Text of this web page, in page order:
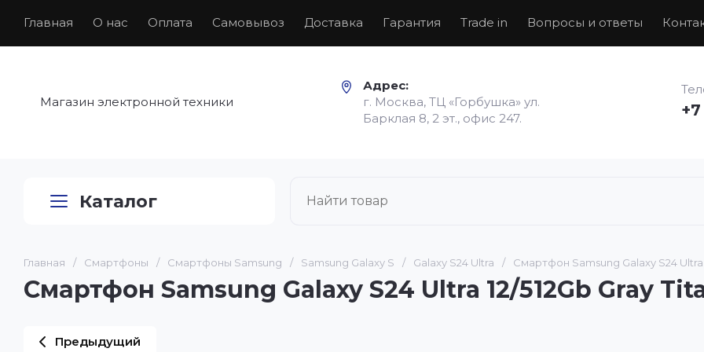
Главная О нас Оплата Самовывоз Доставка Гарантия Trade in Вопросы и ответы
Магазин электронной техники
Адрес:
г. Москва, ТЦ «Горбушка» ул.
Барклая 8, 2 эт., офис 247.
Каталог
Главная / Смартфоны / Смартфоны Samsung / Samsung Galaxy S / Galaxy S24 Ultra / Смартфон Samsung Galaxy S24 Ultra
Смартфон Samsung Galaxy S24 Ultra 12/512Gb Gray
Предыдущий